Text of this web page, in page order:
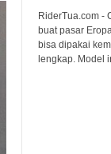
RiderTua.com -
buat pasar
bisa dipakai
lengkap. Model